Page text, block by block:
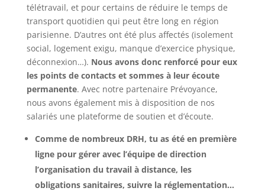
télétravail, et pour certains de réduire le temps de
transport quotidien qui peut être long en région
parisienne. D’autres ont été plus affectés (isolement
social, logement exigu, manque d’exercice physique,
déconnexion…). Nous avons donc renforcé pour eux
les points de contacts et sommes à leur écoute
permanente. Avec notre partenaire Prévoyance,
nous avons également mis à disposition de nos
salariés une plateforme de soutien et d’écoute.
Comme de nombreux DRH, tu as été en première
ligne pour gérer avec l’équipe de direction
l’organisation du travail à distance, les
obligations sanitaires, suivre la réglementation…